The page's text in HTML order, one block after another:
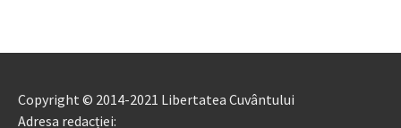
Copyright © 2014-2021 Libertatea Cuvântului
Adresa redacției: